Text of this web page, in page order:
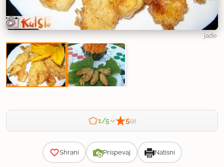
jade
1/5 5(2)
Shrani Prispevaj Natisni